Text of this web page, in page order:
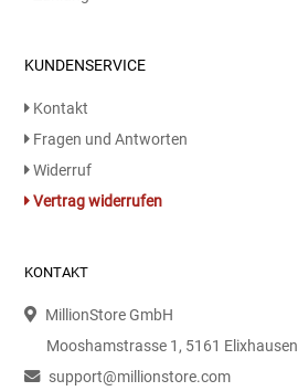
KUNDENSERVICE
Kontakt
Fragen und Antworten
Widerruf
Vertrag widerrufen
KONTAKT
MillionStore GmbH
Mooshamstrasse 1, 5161 Elixhausen
support@millionstore.com